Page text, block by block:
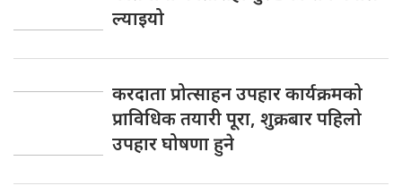
ल्याइयो
करदाता प्रोत्साहन उपहार कार्यक्रमको
प्राविधिक तयारी पूरा, शुक्रबार पहिलो
उपहार घोषणा हुने